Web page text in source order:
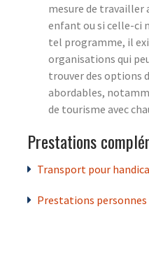
mesure de travailler
enfant ou si celle-ci
tel programme, il
organisations qui
trouver des options
abordables,
de tourisme avec
Prestations
Transport pour
Prestations personnes